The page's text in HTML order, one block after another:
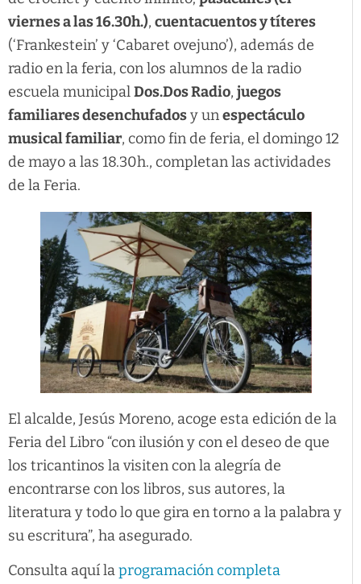
viernes a las 16.30h.), cuentacuentos y títeres
(‘Frankestein’ y ‘Cabaret ovejuno’), además de
radio en la feria, con los alumnos de la radio
escuela municipalDos.Dos Radio, juegos
familiares desenchufadosy unespectáculo
musical familiar, como fin de feria, el domingo 12
de mayo a las 18.30h., completan las actividades
de la Feria.
El alcalde, Jesús Moreno, acoge esta edición de la
Feria del Libro “con ilusión y con el deseo de que
los tricantinos la visiten con la alegría de
encontrarse con los libros, sus autores, la
literatura y todo lo que gira en torno a la palabra y
su escritura”, ha asegurado.
Consulta aquí laprogramación completa